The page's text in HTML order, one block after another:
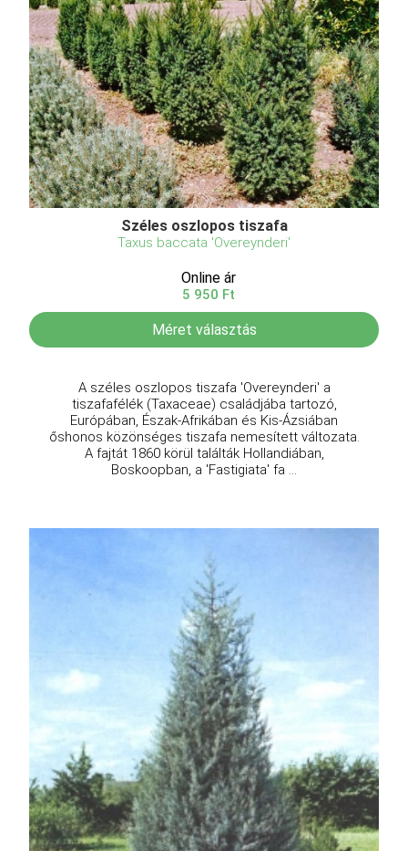
Széles oszlopos tiszafa
Taxus baccata 'Overeynderi'
Online ár
5 950 Ft
Méret választás
A széles oszlopos tiszafa 'Overeynderi' a
tiszafafélék (Taxaceae) családjába tartozó,
Európában, Észak-Afrikában és Kis-Ázsiában
őshonos közönséges tiszafa nemesített változata.
A fajtát 1860 körül találták Hollandiában,
Boskoopban, a 'Fastigiata' fa ...